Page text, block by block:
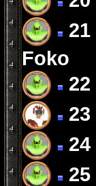
21
Foko
22
23
24
25